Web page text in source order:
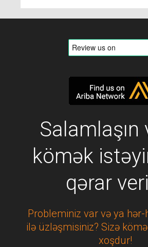
Salamlaşın
kömək
qərar
Probleminiz var və ya hər-
ilə üzləşmisiniz? Sizə
xoşdur!